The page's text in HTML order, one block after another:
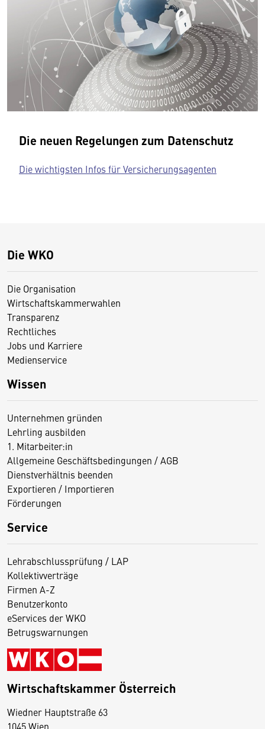
Die neuen Regelungen zum Datenschutz
Die wichtigsten Infos für Versicherungsagenten
Die WKO
Die Organisation
Wirtschaftskammerwahlen
Transparenz
Rechtliches
Jobs und Karriere
Medienservice
Wissen
Unternehmen gründen
Lehrling ausbilden
1. Mitarbeiter:in
Allgemeine Geschäftsbedingungen / AGB
Dienstverhältnis beenden
Exportieren / Importieren
Förderungen
Service
Lehrabschlussprüfung / LAP
Kollektivverträge
Firmen A-Z
Benutzerkonto
eServices der WKO
Betrugswarnungen
Wirtschaftskammer Österreich
Wiedner Hauptstraße 63
1045 Wien
D